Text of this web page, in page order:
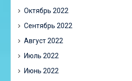
Октябрь 2022
Сентябрь 2022
Август 2022
Июль 2022
Июнь 2022